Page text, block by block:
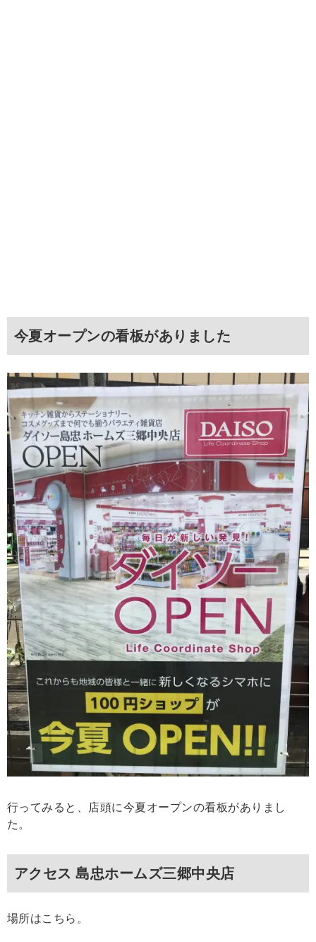
今夏オープンの看板がありました
行ってみると、店頭に今夏オープンの看板がありまし
た。
アクセス 島忠ホームズ三郷中央店
場所はこちら。